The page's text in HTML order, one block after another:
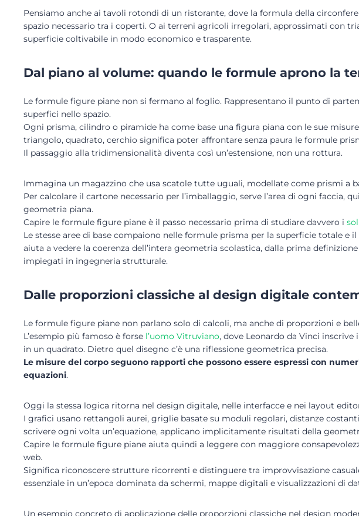
Pensiamo anche ai tavoli rotondi di un ristorante, dove la formula della
spazio necessario tra i coperti. O ai terreni agricoli irregolari, approssimati con
superficie coltivabile in modo economico e trasparente.
Dal piano al volume: quando le formule aprono la
Le formule figure piane non si fermano al foglio. Rappresentano il punto di
superfici nello spazio.
Ogni prisma, cilindro o piramide ha come base una figura piana con le sue
triangolo, quadrato, cerchio significa poter affrontare senza paura le formule
Il passaggio alla tridimensionalità diventa così un’estensione, non una rottura.
Immagina un magazzino che usa scatole tutte uguali, modellate come prismi a
Per calcolare il cartone necessario per l’imballaggio, serve l’area di ogni faccia,
geometria piana.
Capire le formule figure piane è il passo necessario prima di studiare davvero i
Le stesse aree di base compaiono nelle formule prisma per la superficie totale e
aiuta a vedere la coerenza dell’intera geometria scolastica, dalla prima
impiegati in ingegneria strutturale.
Dalle proporzioni classiche al design digitale
Le formule figure piane non parlano solo di calcoli, ma anche di proporzioni e
L’esempio più famoso è forse l’uomo Vitruviano, dove Leonardo da Vinci
in un quadrato. Dietro quel disegno c’è una riflessione geometrica precisa.
Le misure del corpo seguono rapporti che possono essere espressi con
equazioni.
Oggi la stessa logica ritorna nel design digitale, nelle interfacce e nei layout
I grafici usano rettangoli aurei, griglie basate su moduli regolari, distanze
scrivere ogni volta un’equazione, applicano implicitamente risultati della
Capire le formule figure piane aiuta quindi a leggere con maggiore
web.
Significa riconoscere strutture ricorrenti e distinguere tra improvvisazione
essenziale in un’epoca dominata da schermi, mappe digitali e visualizzazioni di
Un esempio concreto di applicazione delle proporzioni classiche nel design